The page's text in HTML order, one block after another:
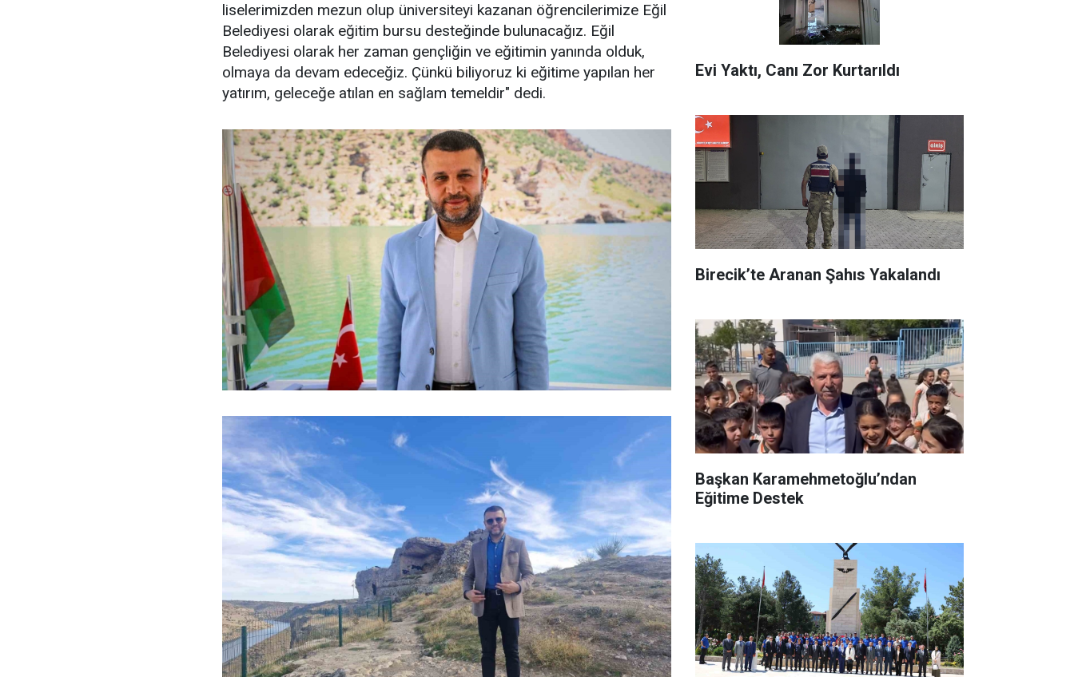
liselerimizden mezun olup üniversiteyi kazanan öğrencilerimize Eğil
Belediyesi olarak eğitim bursu desteğinde bulunacağız. Eğil
Belediyesi olarak her zaman gençliğin ve eğitimin yanında olduk,
olmaya da devam edeceğiz. Çünkü biliyoruz ki eğitime yapılan her
yatırım, geleceğe atılan en sağlam temeldir" dedi.
Evi Yaktı, Canı Zor Kurtarıldı
Birecik’te Aranan Şahıs Yakalandı
Başkan Karamehmetoğlu’ndan
Eğitime Destek